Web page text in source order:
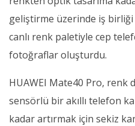
geliştirme üzerinde iş birliği
canlı renk paletiyle cep
fotoğraflar oluşturdu.
HUAWEI Mate40 Pro, renk
sensörlü bir akıllı telefon
kadar artırmak için sekiz